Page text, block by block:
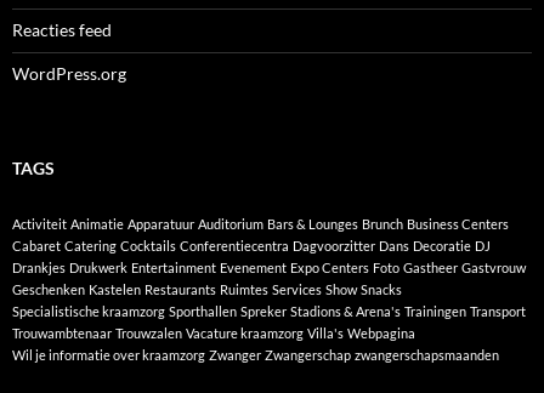
Reacties feed
WordPress.org
TAGS
Activiteit Animatie Apparatuur Auditorium Bars & Lounges Brunch Business Centers
Cabaret Catering Cocktails Conferentiecentra Dagvoorzitter Dans Decoratie DJ
Drankjes Drukwerk Entertainment Evenement Expo Centers Foto Gastheer Gastvrouw
Geschenken Kastelen Restaurants Ruimtes Services Show Snacks
Specialistische kraamzorg Sporthallen Spreker Stadions & Arena's Trainingen Transport
Trouwambtenaar Trouwzalen Vacature kraamzorg Villa's Webpagina
Wil je informatie over kraamzorg Zwanger Zwangerschap zwangerschapsmaanden